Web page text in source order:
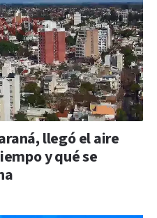
llegó el aire
y qué se